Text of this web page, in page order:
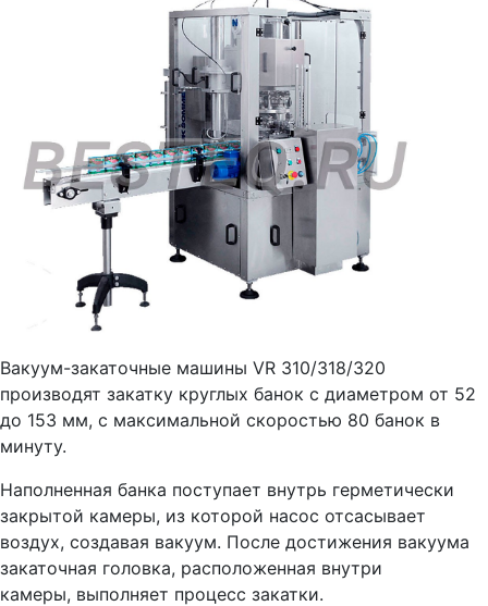
Вакуум-закаточные машины VR 310/318/320
производят закатку круглых банок с диаметром от 52
до 153 мм, с максимальной скоростью 80 банок в
минуту.
Наполненная банка поступает внутрь герметически
закрытой камеры, из которой насос отсасывает
воздух, создавая вакуум. После достижения вакуума
закаточная головка, расположенная внутри
камеры, выполняет процесс закатки.